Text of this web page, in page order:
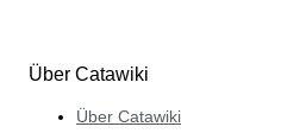
Über Catawiki
Über Catawiki